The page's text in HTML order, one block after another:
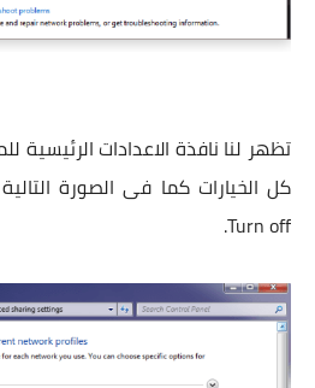
تظهر لنا نافذة الاعدادات
Turn off.